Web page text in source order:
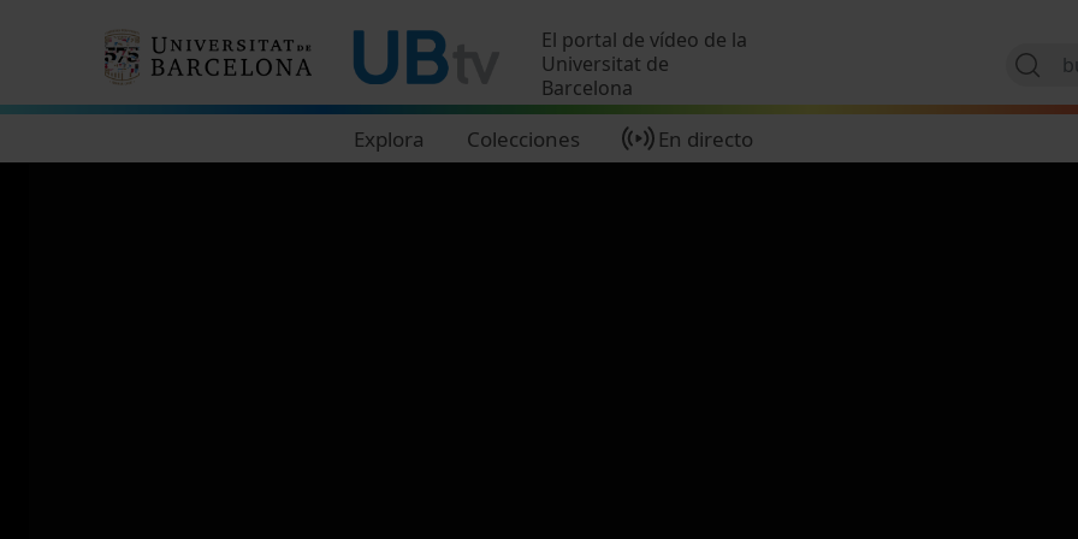
El portal de vídeo de la
Universitat de
Barcelona
Explora Colecciones En directo